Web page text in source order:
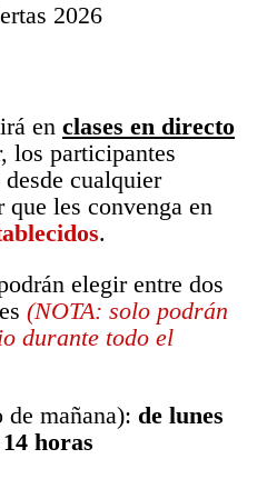
2026
en clases en directo
los participantes
cualquier
les convenga en
.
elegir entre dos
(NOTA: solo podrán
durante todo el
mañana): de lunes
horas